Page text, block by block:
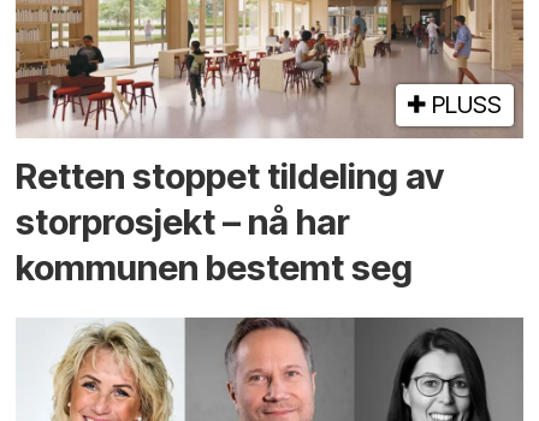
PLUSS
Retten stoppet tildeling av
storprosjekt – nå har
kommunen bestemt seg